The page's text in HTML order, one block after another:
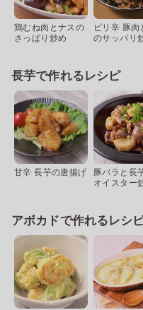
鶏むね肉とナスの
さっぱり炒め
ピリ辛 豚肉
のサッパリ
長芋で作れるレシピ
甘辛 長芋の唐揚げ
豚バラと長
オイスター
アボカドで作れるレシ